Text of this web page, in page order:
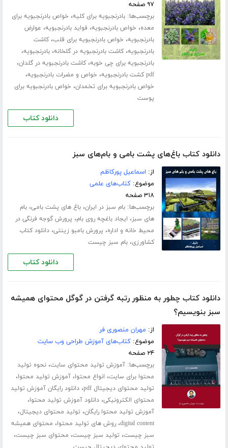
۹۷ صفحه
برچسب‌ها:بادرنجبویه برای کلیه، خواص بادرنجبویه برای
معده، خواص بادرنجبویه، فواید بادرنجبویه، عوارض
بادرنجبویه، خواص بادرنجبویه برای قلب،کاشت
بادرنجبویه،کاشت بادرنجبویه در گلخانه،بادرنجبویه،
بادرنجبویه برای چی خوبه،کاشت بادرنجبویه در گلدان،
pdf کشت بادرنجبویه ، خواص و مضرات بادرنجبویه،
خواص بادرنجبویه برای تخمدان، خواص بادرنجبویه برای
پوست
دانلود کتاب
دانلود کتاب باغ‌های پشت بامی و بام‌های سبز
از: اسماعیل پورکاظم
موضوع:کتاب‌های علمی
۳۱۸ صفحه
برچسب‌ها:بام سبز در ایران،باغ های پشت بامی،بام
های سبز، ایجاد باغچه روی بام، پرورش گوجه فرنگی در
محیط خانه و اداره، پرورش بامبو زینتی،دانلود کتاب
کشاورزی،بام سبز چیست
دانلود کتاب
دانلود کتاب چطور به منظور رتبه گرفتن در گوگل محتوای همیشه
سبز بنویسیم؟
از: مهران منصوری فر
موضوع:کتاب‌های آموزش طراحی وب سایت
۲۴ صفحه
برچسب‌ها:آموزش تولید محتوای سایت،نحوه تولید
محتوا برای سایت، انواع محتوا،آموزش تولید محتوا،
تولید محتوای دیجیتال pdf ،دانلود رایگان آموزش تولید
محتوای الکترونیکی،دانلود آموزش تولید محتوا،
آموزش تولید محتوا رایگان، تولید محتوای دیجیتال،
digital content،روش های تولید محتوا، محتوای همیشه
سبز چیست، تولید سبز چیست، محتوای سبز چیست،